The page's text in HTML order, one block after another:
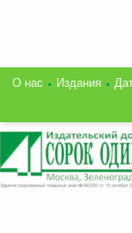
О нас Издания